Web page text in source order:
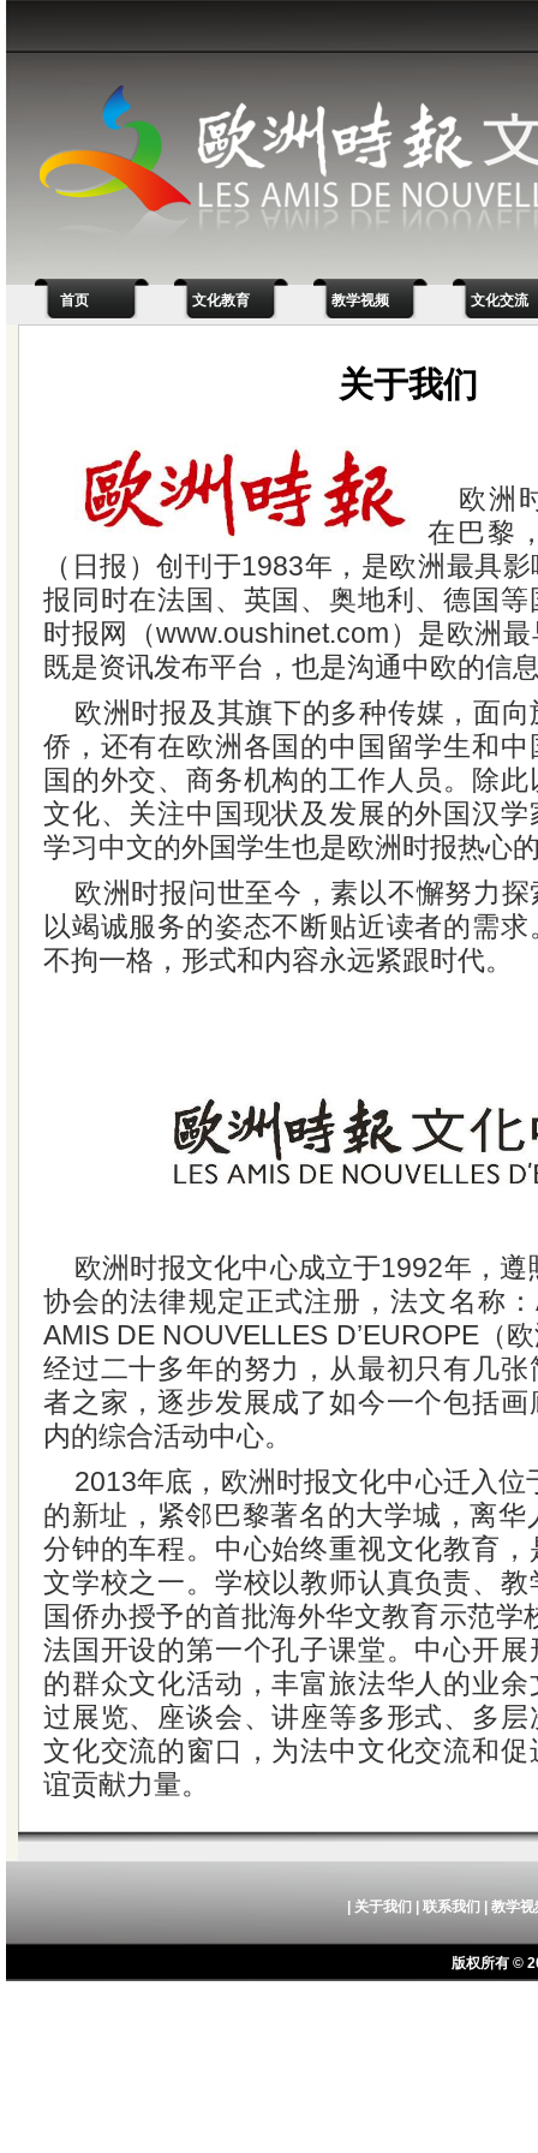
首页 文化教育 教学视频 文化交流
关于我们
欧洲
在巴黎
（日报）创刊于1983年，是欧洲最具
报同时在法国、英国、奥地利、德国
时报网（www.oushinet.com）是欧洲
既是资讯发布平台，也是沟通中欧的信
欧洲时报及其旗下的多种传媒，面
侨，还有在欧洲各国的中国留学生和
国的外交、商务机构的工作人员。除
文化、关注中国现状及发展的外国汉
学习中文的外国学生也是欧洲时报热心
欧洲时报问世至今，素以不懈努力
以竭诚服务的姿态不断贴近读者的需
不拘一格，形式和内容永远紧跟时代。
欧洲时报文化中心成立于1992年，
协会的法律规定正式注册，法文名称：
AMIS DE NOUVELLES D’EUROPE（
经过二十多年的努力，从最初只有几
者之家，逐步发展成了如今一个包括
内的综合活动中心。
2013年底，欧洲时报文化中心迁入位
的新址，紧邻巴黎著名的大学城，离
分钟的车程。中心始终重视文化教育
文学校之一。学校以教师认真负责、
国侨办授予的首批海外华文教育示范学
法国开设的第一个孔子课堂。中心开
的群众文化活动，丰富旅法华人的业
过展览、座谈会、讲座等多形式、多
文化交流的窗口，为法中文化交流和
谊贡献力量。
关于我们 联系我们 教学视
版权所有 ©